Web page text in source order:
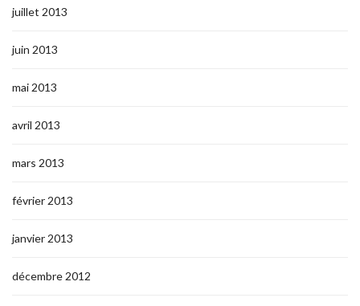
juillet 2013
juin 2013
mai 2013
avril 2013
mars 2013
février 2013
janvier 2013
décembre 2012